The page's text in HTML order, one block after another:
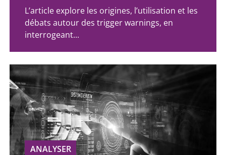
L’article explore les origines, l’utilisation et les
débats autour des trigger warnings, en
interrogeant...
ANALYSER